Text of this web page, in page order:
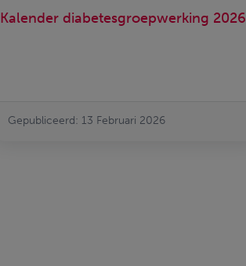
Kalender diabetesgroepwerking 2026
Gepubliceerd: 13 Februari 2026